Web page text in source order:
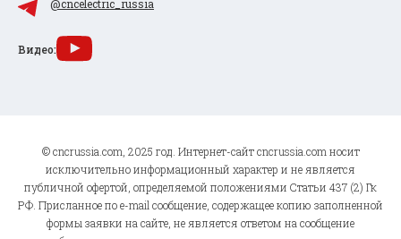
@cncelectric_russia
Видео:
© cncrussia.com, 2025 год. Интернет-сайт cncrussia.com носит
исключительно информационный характер и не является
публичной офертой, определяемой положениями Статьи 437 (2) Гк
РФ. Присланное по e-mail сообщение, содержащее копию заполненной
формы заявки на сайте, не является ответом на сообщение